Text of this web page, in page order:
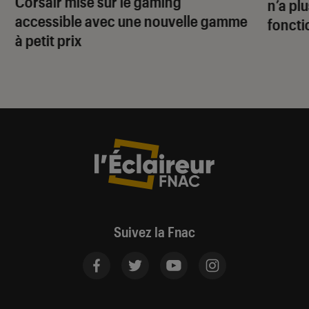
accessible avec une nouvelle gamme
à petit prix
n’a
Suivez la Fnac